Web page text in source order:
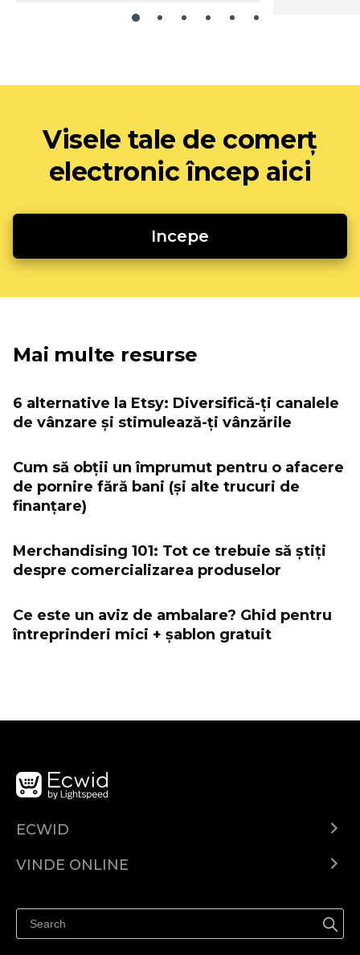
Visele tale de comerț
electronic încep aici
Incepe
Mai multe resurse
6 alternative la Etsy: Diversifică-ți canalele
de vânzare și stimulează-ți vânzările
Cum să obții un împrumut pentru o afacere
de pornire fără bani (și alte trucuri de
finanțare)
Merchandising 101: Tot ce trebuie să știți
despre comercializarea produselor
Ce este un aviz de ambalare? Ghid pentru
întreprinderi mici + șablon gratuit
ECWID
Prețuri
VINDE ONLINE
Vinde pe Facebook
Vinde pe Instagram